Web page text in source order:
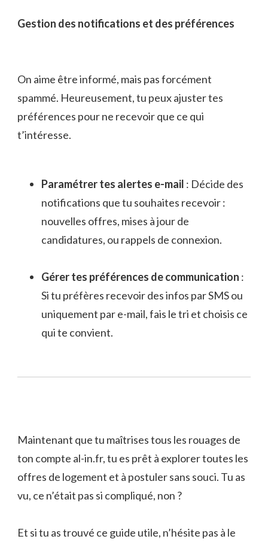
Gestion des notifications et des préférences
On aime être informé, mais pas forcément
spammé. Heureusement, tu peux ajuster tes
préférences pour ne recevoir que ce qui
t’intéresse.
Paramétrer tes alertes e-mail : Décide des
notifications que tu souhaites recevoir :
nouvelles offres, mises à jour de
candidatures, ou rappels de connexion.
Gérer tes préférences de communication :
Si tu préfères recevoir des infos par SMS ou
uniquement par e-mail, fais le tri et choisis ce
qui te convient.
Maintenant que tu maîtrises tous les rouages de
ton compte al-in.fr, tu es prêt à explorer toutes les
offres de logement et à postuler sans souci. Tu as
vu, ce n’était pas si compliqué, non ?
Et si tu as trouvé ce guide utile, n’hésite pas à le